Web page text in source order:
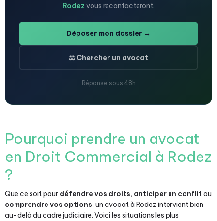
Rodez vous recontacteront.
Déposer mon dossier →
⚖️ Chercher un avocat
Réponse sous 48h
Pourquoi prendre un avocat
en Droit Commercial à Rodez
?
Que ce soit pour défendre vos droits, anticiper un conflit ou
comprendre vos options, un avocat à Rodez intervient bien
au-delà du cadre judiciaire. Voici les situations les plus